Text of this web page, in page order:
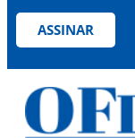
ASSINAR